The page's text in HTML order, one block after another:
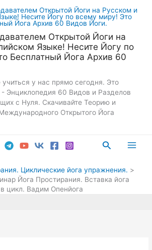
Открытой Йоги на
Языке! Несите Йогу по
Бесплатный Йога Архив 60
учиться у нас прямо сегодня. Это
Энциклопедия 60 Видов и Разделов
с Нуля. Скачивайте Теорию и
Открытого Йога
Поиск
Циклические йога упражнения.
Йога Простирания. Вставка йога
цикл. Вадим Опенйога